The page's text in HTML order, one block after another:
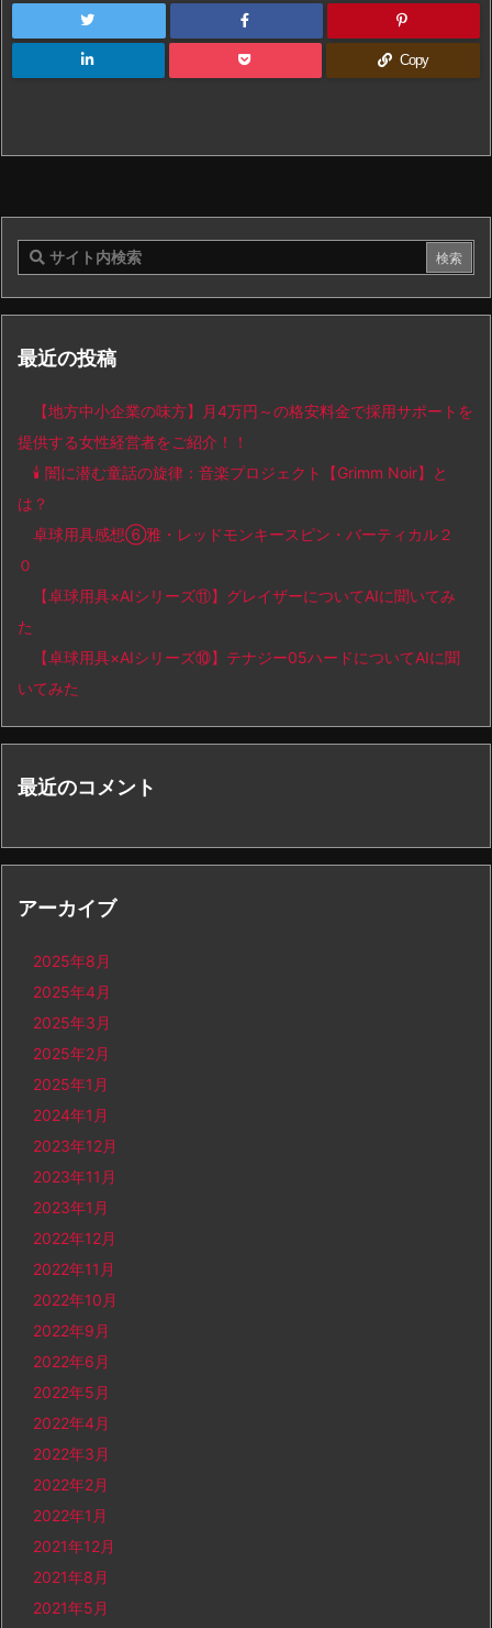
Copy
最近の投稿
【地方中小企業の味方】月4万円～の格安料金で採用サポートを
提供する女性経営者をご紹介！！
🕯️ 闇に潜む童話の旋律：音楽プロジェクト【Grimm Noir】と
は？
卓球用具感想⑥雅・レッドモンキースピン・バーティカル２
０
【卓球用具×AIシリーズ⑪】グレイザーについてAIに聞いてみ
た
【卓球用具×AIシリーズ⑩】テナジー05ハードについてAIに聞
いてみた
最近のコメント
アーカイブ
2025年8月
2025年4月
2025年3月
2025年2月
2025年1月
2024年1月
2023年12月
2023年11月
2023年1月
2022年12月
2022年11月
2022年10月
2022年9月
2022年6月
2022年5月
2022年4月
2022年3月
2022年2月
2022年1月
2021年12月
2021年8月
2021年5月